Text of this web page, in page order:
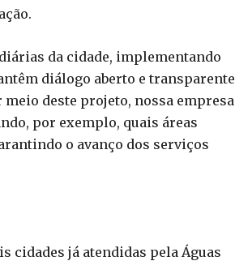
da cidade, implementando
diálogo aberto e transparente
deste projeto, nossa empresa
por exemplo, quais áreas
o avanço dos serviços
cidades já atendidas pela Águas